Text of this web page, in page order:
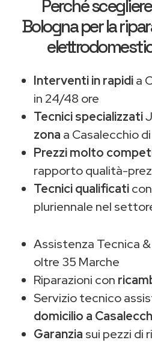
Perché scegliere
Bolognaper la
Interventi in rapidia
in 24/48 ore
Tecnici specializzati
zona a Casalecchio
Prezzi molto
rapporto qualità-
Tecnici qualificati
pluriennale nel
Assistenza Tecnica
oltre 35 Marche
Riparazioni con
Servizio tecnico
domicilio a
Garanzia sui pezzi di